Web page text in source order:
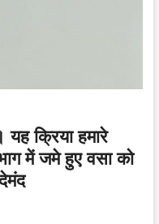
क्रिया हमारे
में जमे हुए वसा को